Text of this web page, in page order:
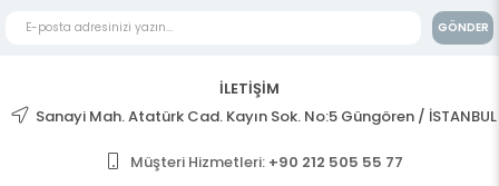
GÖNDER
İLETİŞİM
Sanayi Mah. Atatürk Cad. Kayın Sok. No:5 Güngören / İSTANBUL
Müşteri Hizmetleri: +90 212 505 55 77